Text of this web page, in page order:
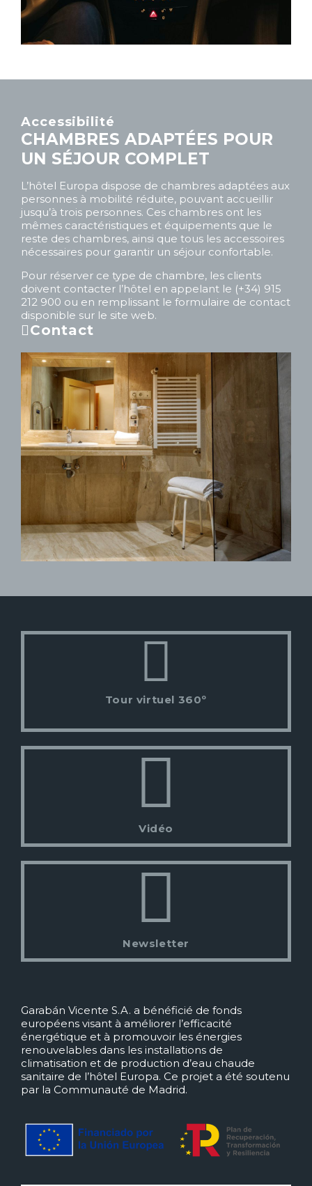
Accessibilité
CHAMBRES ADAPTÉES POUR
UN SÉJOUR COMPLET
L’hôtel Europa dispose de chambres adaptées aux
personnes à mobilité réduite, pouvant accueillir
jusqu’à trois personnes. Ces chambres ont les
mêmes caractéristiques et équipements que le
reste des chambres, ainsi que tous les accessoires
nécessaires pour garantir un séjour confortable.
Pour réserver ce type de chambre, les clients
doivent contacter l’hôtel en appelant le (+34) 915
212 900 ou en remplissant le formulaire de contact
disponible sur le site web.
Contact
Tour virtuel 360º
Vidéo
Newsletter
Garabán Vicente S.A. a bénéficié de fonds
européens visant à améliorer l’efficacité
énergétique et à promouvoir les énergies
renouvelables dans les installations de
climatisation et de production d’eau chaude
sanitaire de l’hôtel Europa. Ce projet a été soutenu
par la Communauté de Madrid.